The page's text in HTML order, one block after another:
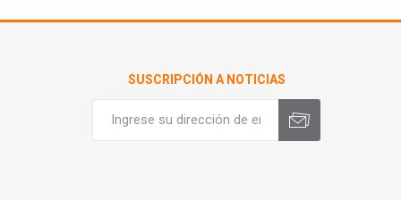
SUSCRIPCIÓN A NOTICIAS